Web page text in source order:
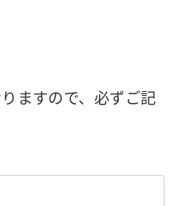
ますので、必ずご記